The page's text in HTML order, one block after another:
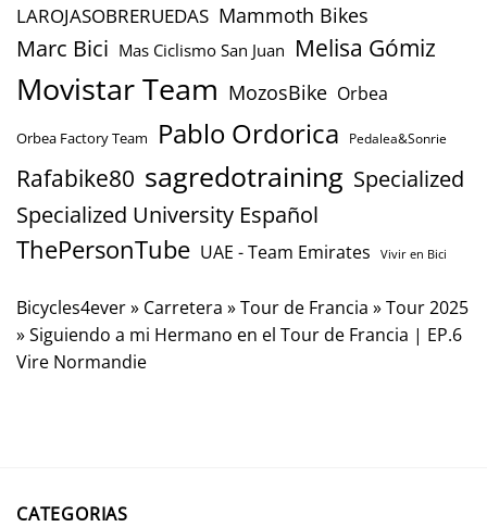
LAROJASOBRERUEDAS Mammoth Bikes
Marc Bici Mas Ciclismo San Juan Melisa Gómiz
Movistar Team MozosBike Orbea
Orbea Factory Team Pablo Ordorica Pedalea&Sonrie
Rafabike80 sagredotraining Specialized
Specialized University Español
ThePersonTube UAE - Team Emirates Vivir en Bici
Bicycles4ever» Carretera »Tour de Francia »Tour 2025
»Siguiendo a mi Hermano en el Tour de Francia | EP.6
Vire Normandie
CATEGORIAS